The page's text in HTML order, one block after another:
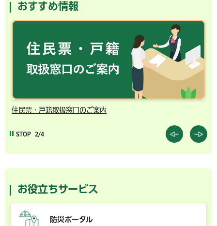
おすすめ情報
千葉市の電子行政サービス
STOP 3/4
お役立ちサービス
防災ポータル